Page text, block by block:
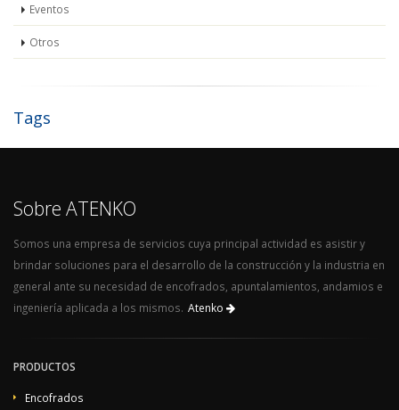
Eventos
Otros
Tags
Sobre ATENKO
Somos una empresa de servicios cuya principal actividad es asistir y
brindar soluciones para el desarrollo de la construcción y la industria en
general ante su necesidad de encofrados, apuntalamientos, andamios e
ingeniería aplicada a los mismos. Atenko
PRODUCTOS
Encofrados